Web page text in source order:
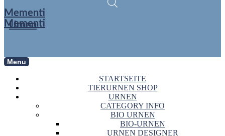
Mementi
Urnen
Mementi
Menu
STARTSEITE
TIERURNEN SHOP
URNEN
CATEGORY INFO
BIO URNEN
BIO-URNEN
URNEN DESIGNER